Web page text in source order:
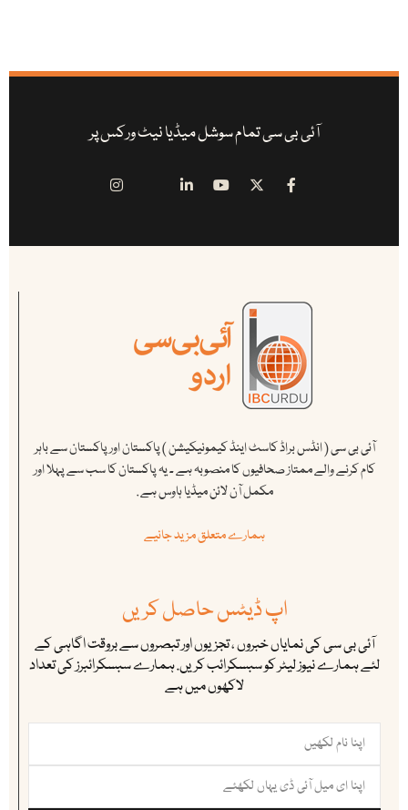
آئی بی سی تمام سوشل میڈیا نیٹ ورکس پر
آئی بی سی ( انڈس براڈ کاسٹ اینڈ کیمونیکیشن ) پاکستان اور پاکستان سے باہر
کام کرنے والے ممتاز صحافیوں کا منصوبہ ہے ۔ یہ پاکستان کا سب سے پہلا اور
مکمل آن لائن میڈیا ہاوس ہے .
ہمارے متعلق مزید جانیے
اپ ڈیٹس حاصل کریں
آئی بی سی کی نمایاں خبروں ، تجزیوں اور تبصروں سے بروقت اگاہی کے
لئے ہمارے نیوز لیٹر کو سبسکرائب کریں. ہمارے سبسکرائبرز کی تعداد
لاکھوں میں ہے